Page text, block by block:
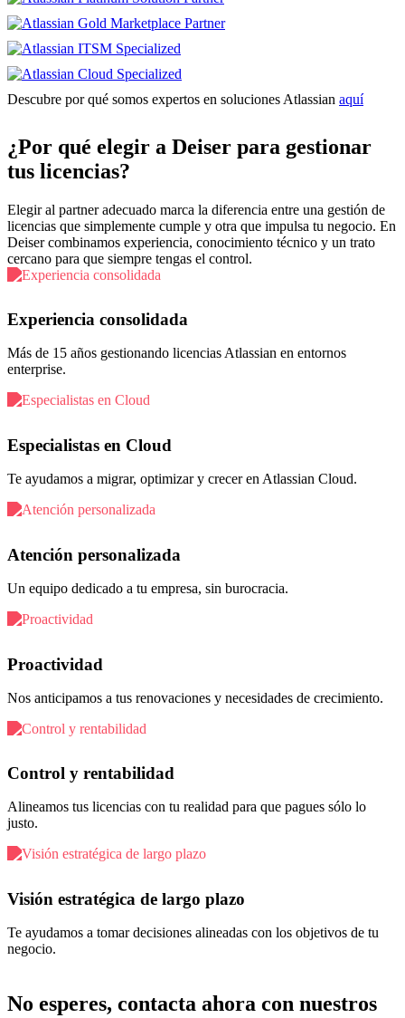
Descubre por qué somos expertos en soluciones Atlassian aquí
¿Por qué elegir a Deiser para gestionar
tus licencias?
Elegir al partner adecuado marca la diferencia entre una gestión de
licencias que simplemente cumple y otra que impulsa tu negocio. En
Deiser combinamos experiencia, conocimiento técnico y un trato
cercano para que siempre tengas el control.
Experiencia consolidada
Más de 15 años gestionando licencias Atlassian en entornos
enterprise.
Especialistas en Cloud
Te ayudamos a migrar, optimizar y crecer en Atlassian Cloud.
Atención personalizada
Un equipo dedicado a tu empresa, sin burocracia.
Proactividad
Nos anticipamos a tus renovaciones y necesidades de crecimiento.
Control y rentabilidad
Alineamos tus licencias con tu realidad para que pagues sólo lo
justo.
Visión estratégica de largo plazo
Te ayudamos a tomar decisiones alineadas con los objetivos de tu
negocio.
No esperes, contacta ahora con nuestros